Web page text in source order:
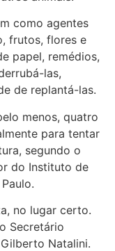
como agentes
frutos, flores e
papel, remédios,
las,
de replantá-las.
menos, quatro
para tentar
segundo o
do Instituto de
no lugar certo.
Secretário
Natalini.